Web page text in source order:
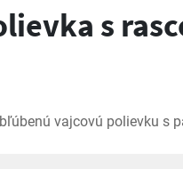
s
vajcovú polievku s